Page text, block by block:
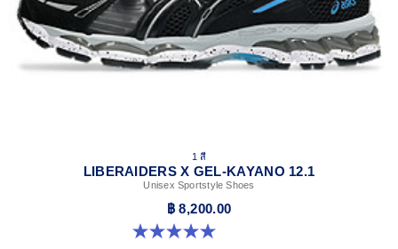
1 สี
LIBERAIDERS X GEL-KAYANO 12.1
Unisex Sportstyle Shoes
฿ 8,200.00
5.0 จาก 5 ดาว 3 รีวิว